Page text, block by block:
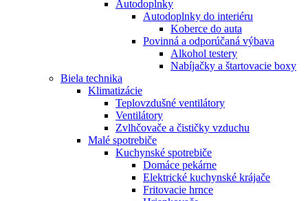
Autodoplnky
Autodoplnky do interiéru
Koberce do auta
Povinná a odporúčaná výbava
Alkohol testery
Nabíjačky a štartovacie boxy
Biela technika
Klimatizácie
Teplovzdušné ventilátory
Ventilátory
Zvlhčovače a čističky vzduchu
Malé spotrebiče
Kuchynské spotrebiče
Domáce pekárne
Elektrické kuchynské krájače
Fritovacie hrnce